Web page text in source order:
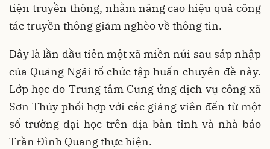
tiện truyền thông, nhằm nâng cao hiệu quả công
tác truyền thông giảm nghèo về thông tin.
Đây là lần đầu tiên một xã miền núi sau sáp nhập
của Quảng Ngãi tổ chức tập huấn chuyên đề này.
Lớp học do Trung tâm Cung ứng dịch vụ công xã
Sơn Thủy phối hợp với các giảng viên đến từ một
số trường đại học trên địa bàn tỉnh và nhà báo
Trần Đình Quang thực hiện.